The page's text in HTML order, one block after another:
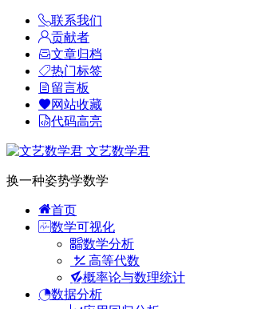
联系我们
贡献者
文章归档
热门标签
留言板
网站收藏
代码高亮
文艺数学君
换一种姿势学数学
首页
数学可视化
数学分析
高等代数
概率论与数理统计
数据分析